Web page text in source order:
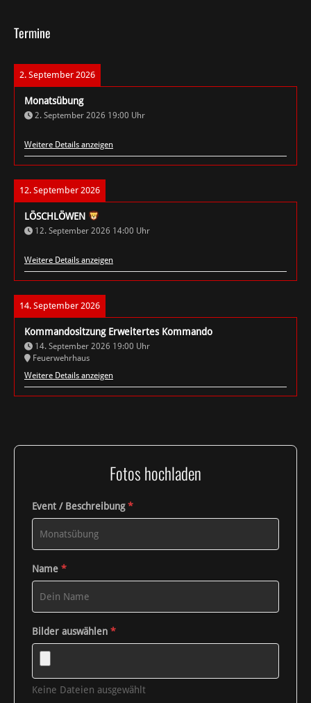
Termine
2. September 2026
Monatsübung
2. September 2026 19:00 Uhr
Weitere Details anzeigen
12. September 2026
LÖSCHLÖWEN
12. September 2026 14:00 Uhr
Weitere Details anzeigen
14. September 2026
Kommandositzung Erweitertes Kommando
14. September 2026 19:00 Uhr
Feuerwehrhaus
Weitere Details anzeigen
Fotos hochladen
Event / Beschreibung*
Name *
Bilder auswählen *
Keine Dateien ausgewählt